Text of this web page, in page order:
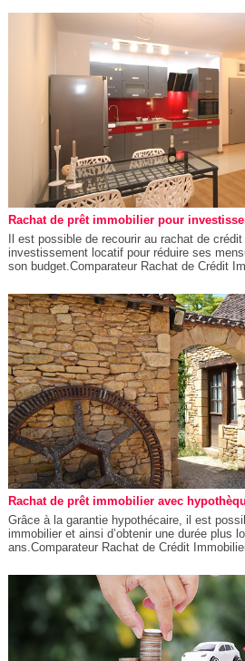
Rachat de prêt immobilier pour
Il est possible de recourir au rachat de crédit
investissement locatif pour réduire ses
son budget.Comparateur Rachat de Crédit
Rachat de prêt immobilier avec
Grâce à la garantie hypothécaire, il est
immobilier et ainsi d’obtenir une durée plus
ans.Comparateur Rachat de Crédit